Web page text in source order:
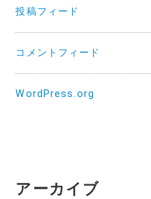
投稿フィード
コメントフィード
WordPress.org
アーカイブ